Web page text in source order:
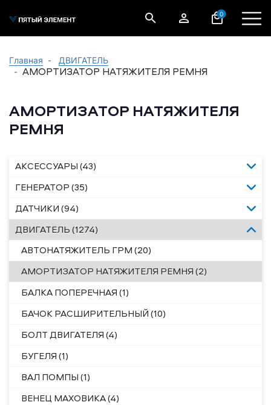
0
Главная ДВИГАТЕЛЬ
АМОРТИЗАТОР НАТЯЖИТЕЛЯ РЕМНЯ
АМОРТИЗАТОР НАТЯЖИТЕЛЯ
РЕМНЯ
АКСЕССУАРЫ (43)
ГЕНЕРАТОР (35)
ДАТЧИКИ (94)
ДВИГАТЕЛЬ (1274)
АВТОНАТЯЖИТЕЛЬ ГРМ (20)
АМОРТИЗАТОР НАТЯЖИТЕЛЯ РЕМНЯ (2)
БАЛКА ПОПЕРЕЧНАЯ (1)
БАЧОК РАСШИРИТЕЛЬНЫЙ (10)
БОЛТ ДВИГАТЕЛЯ (4)
БУГЕЛЯ (1)
ВАЛ ПОМПЫ (1)
ВЕНЕЦ МАХОВИКА (4)